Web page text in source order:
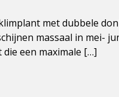
met dubbele
massaal in mei-
een maximale […]